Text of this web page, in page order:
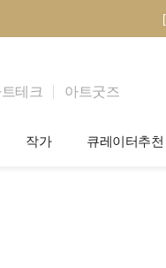
테크 아트굿즈
작가 큐레이터추천